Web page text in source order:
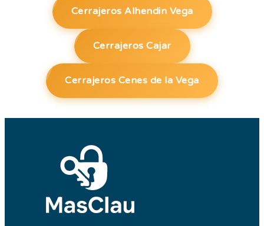
Cerrajeros Alhendin Vega
Cerrajeros Cajar
Cerrajeros Cenes de la Vega